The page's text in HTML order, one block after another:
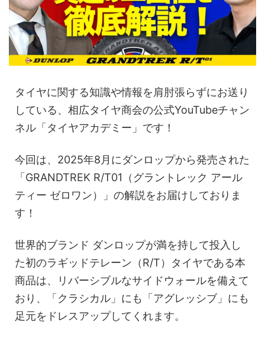
タイヤに関する知識や情報を肩肘張らずにお送り
している、相広タイヤ商会の公式YouTubeチャン
ネル「タイヤアカデミー」です！
今回は、2025年8月にダンロップから発売された
「GRANDTREK R/T01（グラントレック アール
ティー ゼロワン）」の解説をお届けしておりま
す！
世界的ブランド ダンロップが満を持して投入し
た初のラギッドテレーン（R/T）タイヤである本
商品は、リバーシブルなサイドウォールを備えて
おり、「クラシカル」にも「アグレッシブ」にも
足元をドレスアップしてくれます。